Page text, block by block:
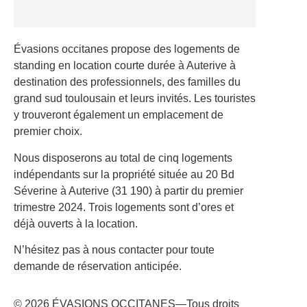
Évasions occitanes propose des logements de
standing en location courte durée à Auterive à
destination des professionnels, des familles du
grand sud toulousain et leurs invités. Les touristes
y trouveront également un emplacement de
premier choix.
Nous disposerons au total de cinq logements
indépendants sur la propriété située au 20 Bd
Séverine à Auterive (31 190) à partir du premier
trimestre 2024. Trois logements sont d’ores et
déjà ouverts à la location.
N’hésitez pas à nous contacter pour toute
demande de réservation anticipée.
© 2026 ÉVASIONS OCCITANES—Tous droits